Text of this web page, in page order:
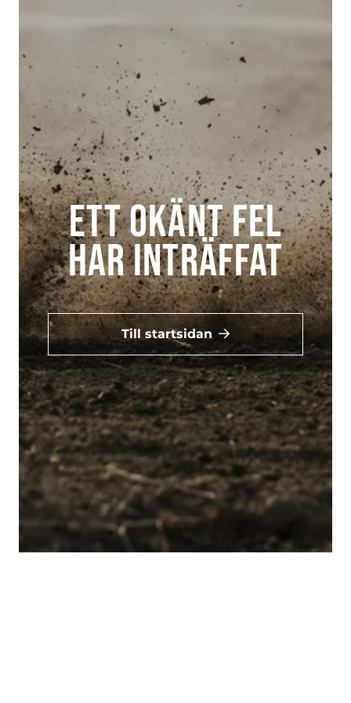
Ett okänt fel
har inträffat
Till startsidan